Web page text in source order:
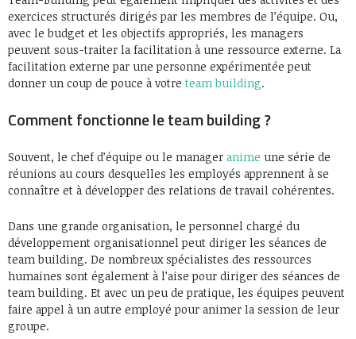
exercices structurés dirigés par les membres de l’équipe. Ou,
avec le budget et les objectifs appropriés, les managers
peuvent sous-traiter la facilitation à une ressource externe. La
facilitation externe par une personne expérimentée peut
donner un coup de pouce à votreteam building.
Comment fonctionne le team building ?
Souvent, le chef d’équipe ou le manager anime une série de
réunions au cours desquelles les employés apprennent à se
connaître et à développer des relations de travail cohérentes.
Dans une grande organisation, le personnel chargé du
développement organisationnel peut diriger les séances de
team building. De nombreux spécialistes des ressources
humaines sont également à l’aise pour diriger des séances de
team building. Et avec un peu de pratique, les équipes peuvent
faire appel à un autre employé pour animer la session de leur
groupe.